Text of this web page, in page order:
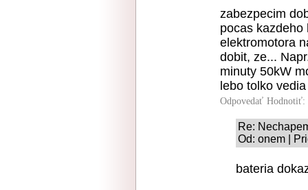
zabezpecim
pocas kazdeho
elektromotora
dobit, ze...
minuty 50kW
lebo tolko
Odpovedať Hodnotiť:
Re:
Od: onem |
bateria